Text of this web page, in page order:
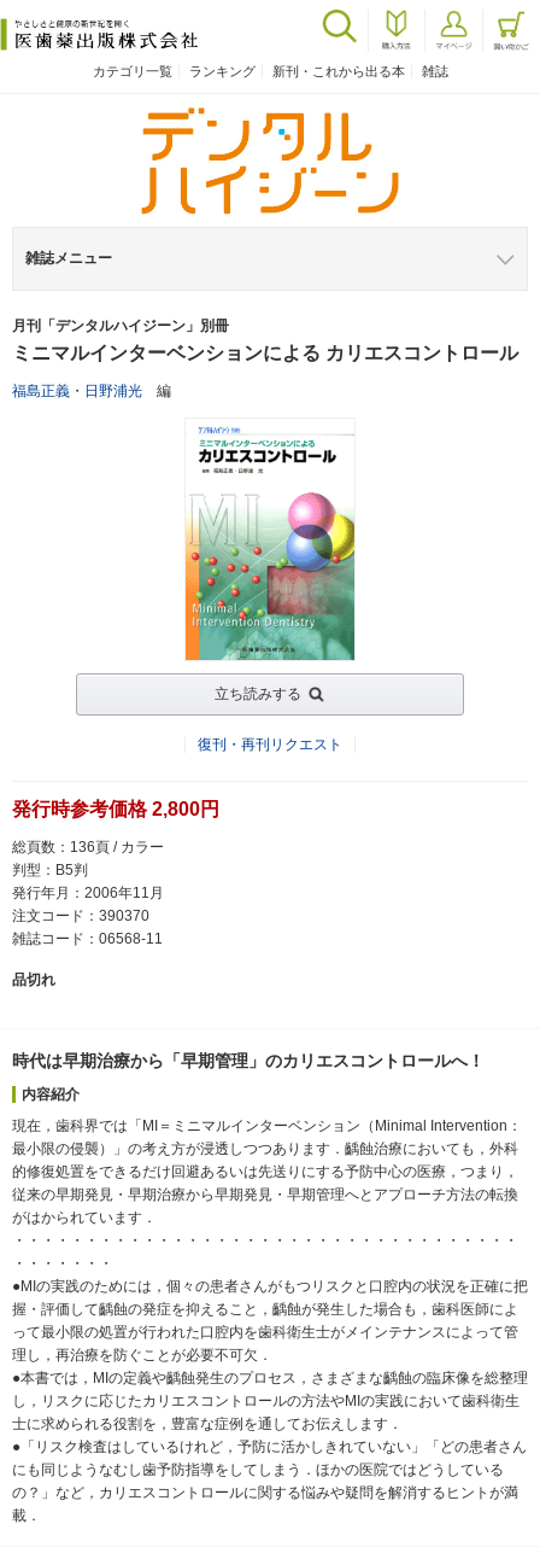
カテゴリ一覧 ランキング 新刊・これから出る本 雑誌
雑誌メニュー
月刊「デンタルハイジーン」別冊
ミニマルインターベンションによる カリエスコントロール
福島正義 ・ 日野浦光 編
立ち読みする
復刊・再刊リクエスト
発行時参考価格 2,800円
総頁数：136頁 / カラー
判型：B5判
発行年月：2006年11月
注文コード：390370
雑誌コード：06568-11
品切れ
時代は早期治療から「早期管理」のカリエスコントロールへ！
内容紹介
現在，歯科界では「MI＝ミニマルインターベンション（Minimal Intervention：
最小限の侵襲）」の考え方が浸透しつつあります．齲蝕治療においても，外科
的修復処置をできるだけ回避あるいは先送りにする予防中心の医療，つまり，
従来の早期発見・早期治療から早期発見・早期管理へとアプローチ方法の転換
がはかられています．
・・・・・・・・・・・・・・・・・・・・・・・・・・・・・・・・・・・
・・・・・・・
●MIの実践のためには，個々の患者さんがもつリスクと口腔内の状況を正確に把
握・評価して齲蝕の発症を抑えること，齲蝕が発生した場合も，歯科医師によ
って最小限の処置が行われた口腔内を歯科衛生士がメインテナンスによって管
理し，再治療を防ぐことが必要不可欠．
●本書では，MIの定義や齲蝕発生のプロセス，さまざまな齲蝕の臨床像を総整理
し，リスクに応じたカリエスコントロールの方法やMIの実践において歯科衛生
士に求められる役割を，豊富な症例を通してお伝えします．
●「リスク検査はしているけれど，予防に活かしきれていない」「どの患者さん
にも同じようなむし歯予防指導をしてしまう．ほかの医院ではどうしている
の？」など，カリエスコントロールに関する悩みや疑問を解消するヒントが満
載．